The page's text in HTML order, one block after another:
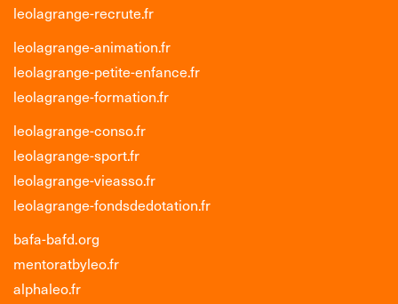
leolagrange-recrute.fr
leolagrange-animation.fr
leolagrange-petite-enfance.fr
leolagrange-formation.fr
leolagrange-conso.fr
leolagrange-sport.fr
leolagrange-vieasso.fr
leolagrange-fondsdedotation.fr
bafa-bafd.org
mentoratbyleo.fr
alphaleo.fr